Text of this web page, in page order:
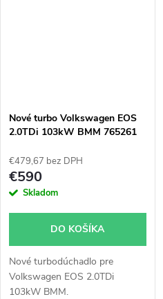
Nové turbo Volkswagen EOS
2.0TDi 103kW BMM 765261
€479,67 bez DPH
€590
Skladom
DO KOŠÍKA
Nové turbodúchadlo pre
Volkswagen EOS 2.0TDi
103kW BMM.